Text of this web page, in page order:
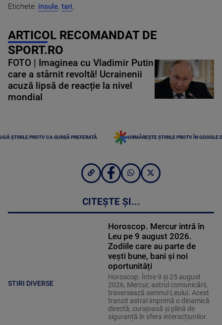
Etichete: insule, tari,
ARTICOL RECOMANDAT DE
SPORT.RO
FOTO | Imaginea cu Vladimir Putin
care a stârnit revoltă! Ucrainenii
acuză lipsă de reacție la nivel
mondial
ȘTIRILE PROTV CA SURSĂ PREFERATĂ URMĂREȘTE ȘTIRILE PROTV ÎN GOOGLE
CITEȘTE ȘI...
STIRI DIVERSE
Horoscop. Mercur intră în
Leu pe 9 august 2026.
Zodiile care au parte de
vești bune, bani și noi
oportunități
Horoscop. Între 9 și 25 august
2026, Mercur, astrul comunicării,
traversează semnul Leului. Acest
tranzit astral imprimă o dinamică
directă, curajoasă și plină de
siguranță în sfera interacțiunilor.